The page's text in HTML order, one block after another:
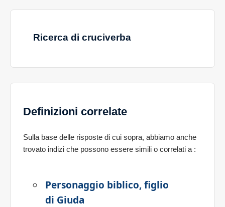
Ricerca di cruciverba
Definizioni correlate
Sulla base delle risposte di cui sopra, abbiamo anche
trovato indizi che possono essere simili o correlati a :
Personaggio biblico, figlio
di Giuda